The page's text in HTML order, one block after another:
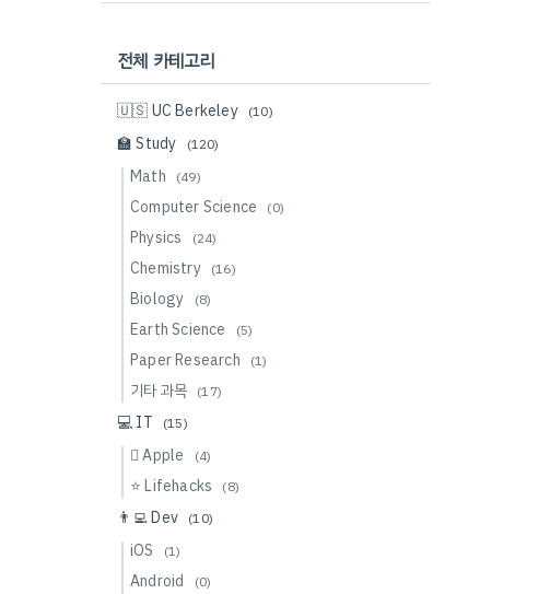
전체 카테고리
🇺🇸 UC Berkeley (10)
🏫 Study (120)
Math (49)
Computer Science (0)
Physics (24)
Chemistry (16)
Biology (8)
Earth Science (5)
Paper Research (1)
기타 과목 (17)
💻 IT (15)
 Apple (4)
⭐️ Lifehacks (8)
👨‍💻 Dev (10)
iOS (1)
Android (0)